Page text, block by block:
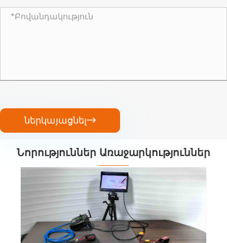
ներկայացնել
Նորություններ Առաջարկություններ